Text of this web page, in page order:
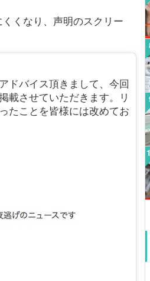
くなり、声明のスクリー
ドバイス頂きまして、今回
載させていただきます。リ
たことを皆様には改めてお